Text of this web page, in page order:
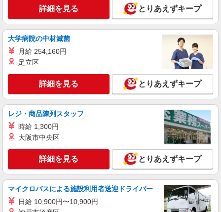
詳細を見る とりあえずキープ
大学病院の中材滅菌
月給 254,160円
足立区
詳細を見る とりあえずキープ
レジ・商品陳列スタッフ
時給 1,300円
大阪市中央区
詳細を見る とりあえずキープ
マイクロバスによる施設利用者送迎ドライバー
日給 10,900円〜10,900円